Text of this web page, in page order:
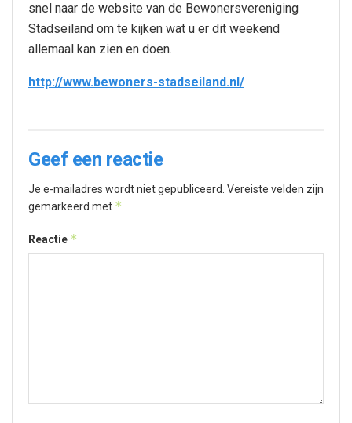
snel naar de website van de Bewonersvereniging
Stadseiland om te kijken wat u er dit weekend
allemaal kan zien en doen.
http://www.bewoners-stadseiland.nl/
Geef een reactie
Je e-mailadres wordt niet gepubliceerd. Vereiste velden zijn
gemarkeerd met *
Reactie *